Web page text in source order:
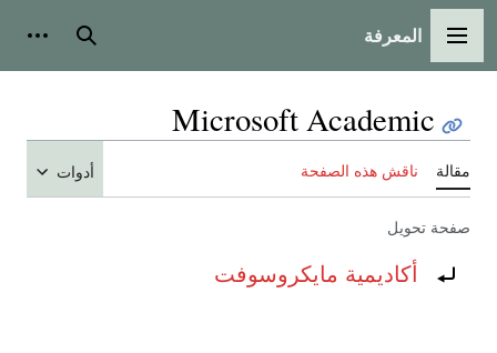
القائمة الرئيسية
المعرفة بحث
Microsoft Academic
مقالة ناقش هذه الصفحة أدوات
صفحة تحويل
تحويل إلى:أكاديمية مايكروسوفت